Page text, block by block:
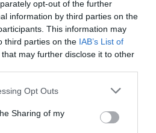
opt-out of the further
information by third parties on the
This information may
third parties on the IAB’s List of
that may further disclose it to other
app uses one or more Google
behaviour. You may click to
and its third-party tags to
Opt Outs
Sharing of my
πλήθος
2026: